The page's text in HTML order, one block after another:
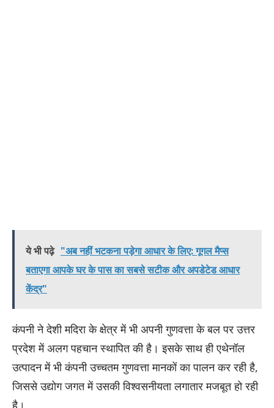
ये भी पढ़े ​"अब नहीं भटकना पड़ेगा आधार के लिए: गूगल मैप्स
बताएगा आपके घर के पास का सबसे सटीक और अपडेटेड आधार
केंद्र"
कंपनी ने देशी मदिरा के क्षेत्र में भी अपनी गुणवत्ता के बल पर उत्तर
प्रदेश में अलग पहचान स्थापित की है। इसके साथ ही एथेनॉल
उत्पादन में भी कंपनी उच्चतम गुणवत्ता मानकों का पालन कर रही है,
जिससे उद्योग जगत में उसकी विश्वसनीयता लगातार मजबूत हो रही
है।